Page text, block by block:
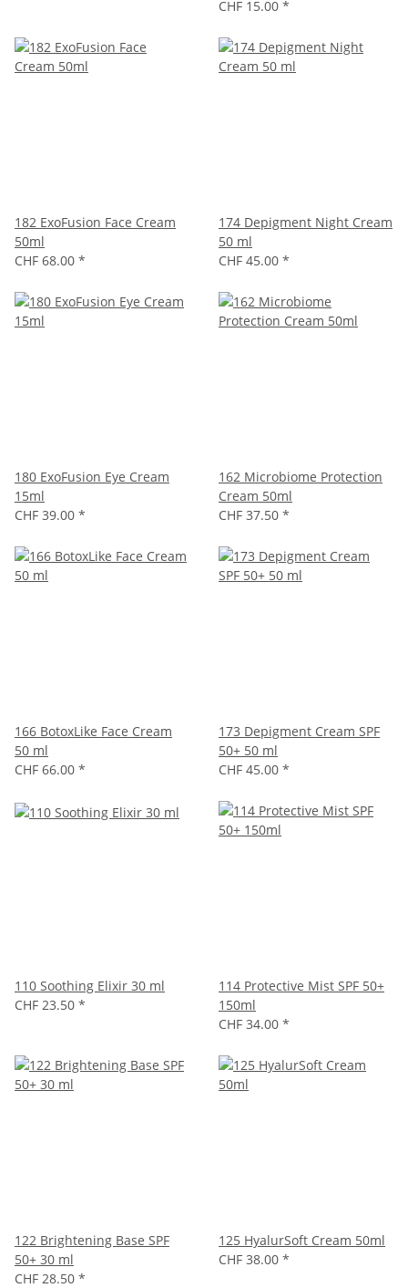
CHF 15.00 *
182 ExoFusion Face Cream
50ml
CHF 68.00 *
174 Depigment Night Cream
50 ml
CHF 45.00 *
180 ExoFusion Eye Cream
15ml
CHF 39.00 *
162 Microbiome Protection
Cream 50ml
CHF 37.50 *
166 BotoxLike Face Cream
50 ml
CHF 66.00 *
173 Depigment Cream SPF
50+ 50 ml
CHF 45.00 *
110 Soothing Elixir 30 ml
CHF 23.50 *
114 Protective Mist SPF 50+
150ml
CHF 34.00 *
122 Brightening Base SPF
50+ 30 ml
CHF 28.50 *
125 HyalurSoft Cream 50ml
CHF 38.00 *